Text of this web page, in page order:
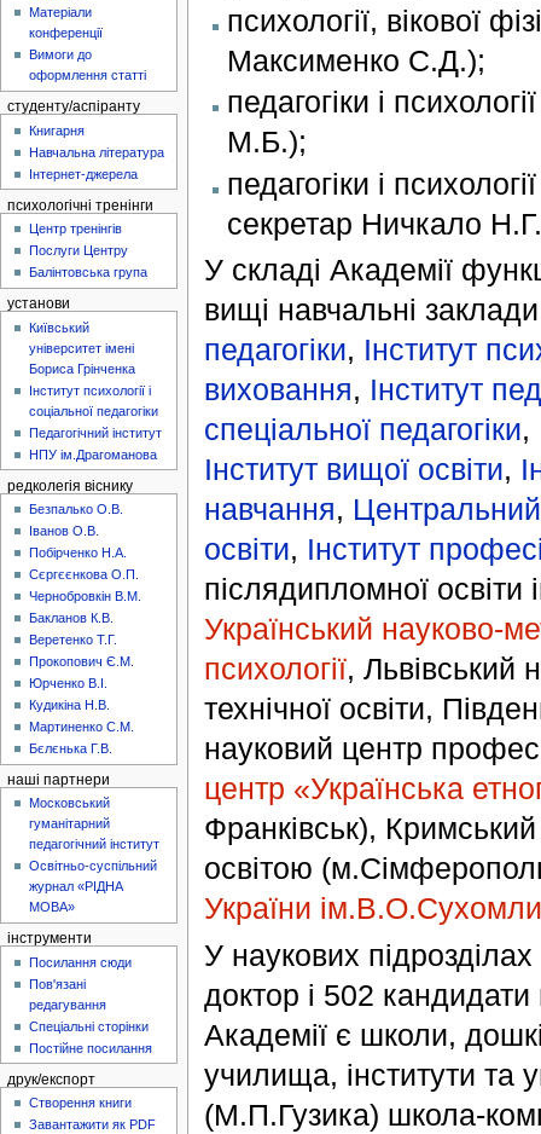
психології, вікової
Максименко С.Д.);
педагогіки і
М.Б.);
педагогіки і
секретар Ничкало
У складі Академії
вищі навчальні
педагогіки, Інститут
виховання, Інститут
спеціальної педагогіки,
Інститут вищої освіти,
навчання, Центральний
освіти, Інститут
післядипломної освіти
Український науково-
психології, Львівський
технічної освіти,
науковий центр
центр «Українська
Франківськ),
освітою
України
У наукових
доктор і 502
Академії є школи,
училища, інститути та
(М.П.Гузика) школа-
Матеріали
конференції
Вимоги до
оформлення статті
студенту/аспіранту
Книгарня
Навчальна література
Інтернет-джерела
психологічні тренінги
Центр тренінгів
Послуги Центру
Балінтовська група
установи
Київський
університет імені
Бориса Грінченка
Інститут психології і
соціальної педагогіки
Педагогічний інститут
НПУ ім.Драгоманова
редколегія віснику
Безпалько О.В.
Іванов О.В.
Побірченко Н.А.
Сєргєєнкова О.П.
Чернобровкін В.М.
Бакланов К.В.
Веретенко Т.Г.
Прокопович Є.М.
Юрченко В.І.
Кудикіна Н.В.
Мартиненко С.М.
Бєлєнька Г.В.
наші партнери
Московський
гуманітарний
педагогічний інститут
Освітньо-суспільний
журнал «РІДНА
МОВА»
інструменти
Посилання сюди
Пов'язані
редагування
Спеціальні сторінки
Постійне посилання
друк/експорт
Створення книги
Завантажити як PDF